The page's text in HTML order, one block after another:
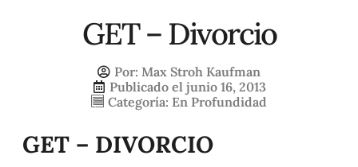
GET – Divorcio
Por: Max Stroh Kaufman
Publicado el junio 16, 2013
Categoría: En Profundidad
GET – DIVORCIO